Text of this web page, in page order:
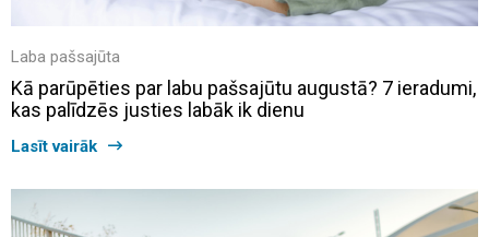
Laba pašsajūta
Kā parūpēties par labu pašsajūtu augustā? 7 ieradumi,
kas palīdzēs justies labāk ik dienu
Lasīt vairāk